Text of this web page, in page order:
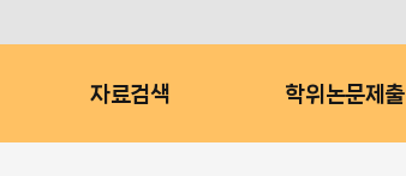
자료검색 학위논문제출